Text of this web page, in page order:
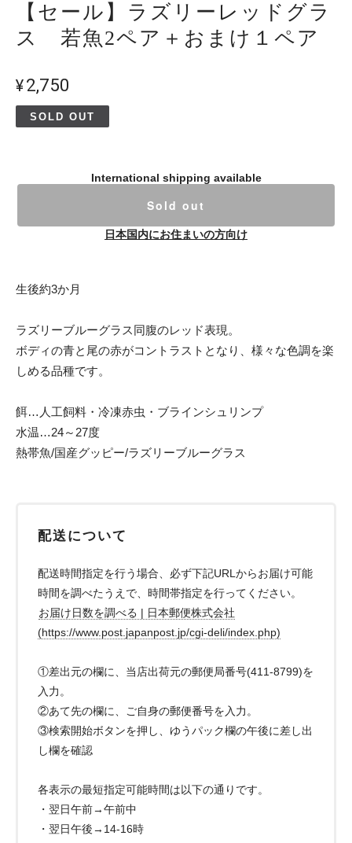
【セール】ラズリーレッドグラ
ス 若魚2ペア＋おまけ１ペア
¥2,750
SOLD OUT
International shipping available
Sold out
日本国内にお住まいの方向け
生後約3か月
ラズリーブルーグラス同腹のレッド表現。
ボディの青と尾の赤がコントラストとなり、様々な色調を楽
しめる品種です。
餌…人工飼料・冷凍赤虫・ブラインシュリンプ
水温…24～27度
熱帯魚/国産グッピー/ラズリーブルーグラス
配送について
配送時間指定を行う場合、必ず下記URLからお届け可能
時間を調べたうえで、時間帯指定を行ってください。
お届け日数を調べる | 日本郵便株式会社
(https://www.post.japanpost.jp/cgi-deli/index.php)
①差出元の欄に、当店出荷元の郵便局番号(411-8799)を
入力。
②あて先の欄に、ご自身の郵便番号を入力。
③検索開始ボタンを押し、ゆうパック欄の午後に差し出
し欄を確認
各表示の最短指定可能時間は以下の通りです。
・翌日午前→午前中
・翌日午後→14-16時